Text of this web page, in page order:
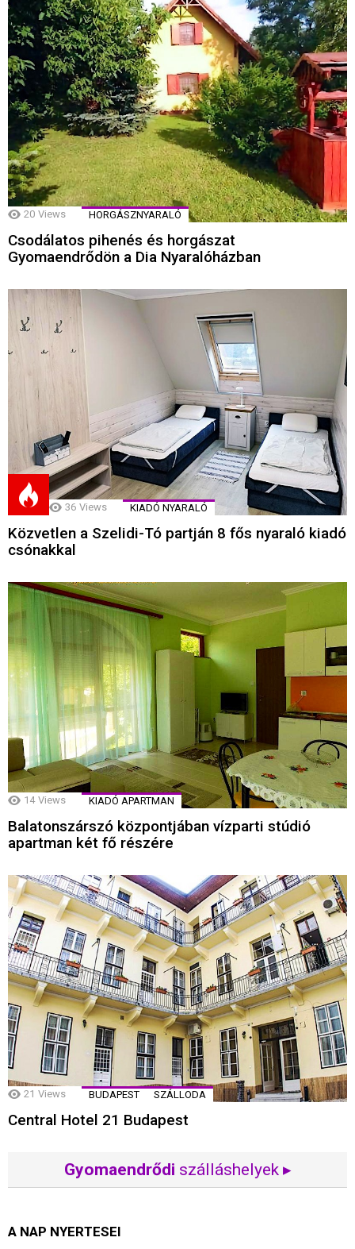
20 Views HORGÁSZNYARALÓ
Csodálatos pihenés és horgászat
Gyomaendrődön a Dia Nyaralóházban
36 Views KIADÓ NYARALÓ
Közvetlen a Szelidi-Tó partján 8 fős nyaraló kiadó
csónakkal
14 Views KIADÓ APARTMAN
Balatonszárszó központjában vízparti stúdió
apartman két fő részére
21 Views BUDAPEST SZÁLLODA
Central Hotel 21 Budapest
Gyomaendrődi szálláshelyek ▸
A NAP NYERTESEI